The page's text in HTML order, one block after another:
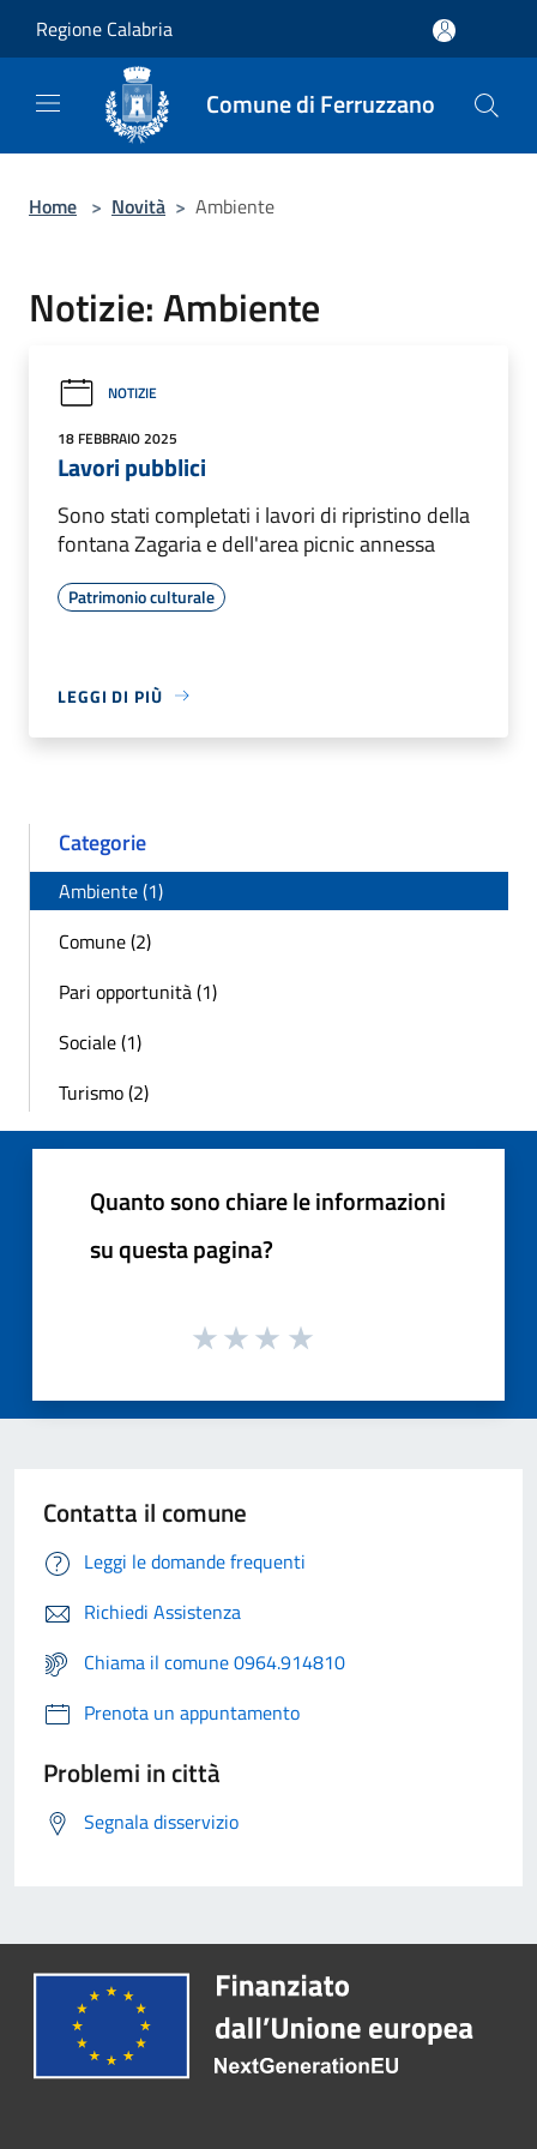
Regione Calabria
Comune di Ferruzzano
Home > Novità > Ambiente
Notizie: Ambiente
NOTIZIE
18 FEBBRAIO 2025
Lavori pubblici
Sono stati completati i lavori di ripristino della
fontana Zagaria e dell'area picnic annessa
Patrimonio culturale
LEGGI DI PIÙ
Categorie
Ambiente (1)
Comune (2)
Pari opportunità (1)
Sociale (1)
Turismo (2)
Quanto sono chiare le informazioni
su questa pagina?
Contatta il comune
Leggi le domande frequenti
Richiedi Assistenza
Chiama il comune 0964.914810
Prenota un appuntamento
Problemi in città
Segnala disservizio